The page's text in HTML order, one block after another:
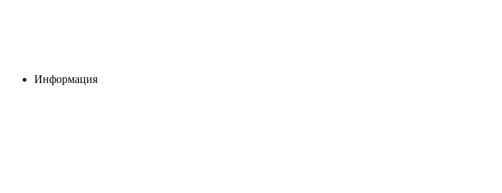
Информация